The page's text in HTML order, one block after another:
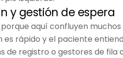
y gestión de espera
aquí confluyen
rápido y el paciente
de registro o gestores de